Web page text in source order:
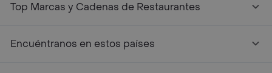
Top Marcas y Cadenas de Restaurantes
Encuéntranos en estos países